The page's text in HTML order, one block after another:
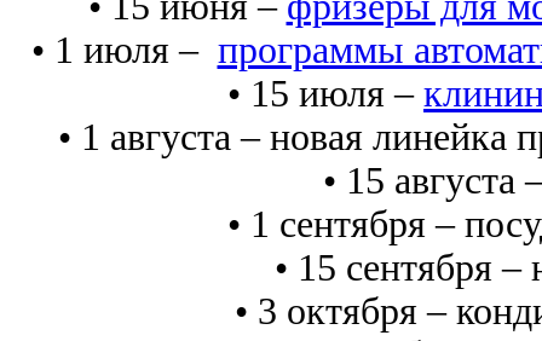
• 1 июля – программы
• 15 июля –
• 1 августа – новая линейка
• 15
• 1 сентября –
• 15 сентября –
• 3 октября –